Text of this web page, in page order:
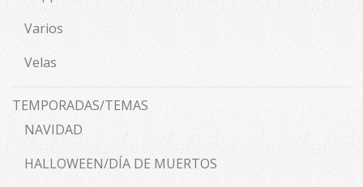
Varios
Velas
TEMPORADAS/TEMAS
NAVIDAD
HALLOWEEN/DÍA DE MUERTOS